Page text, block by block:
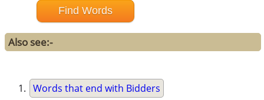
Also see:-
Words that end with Bidders